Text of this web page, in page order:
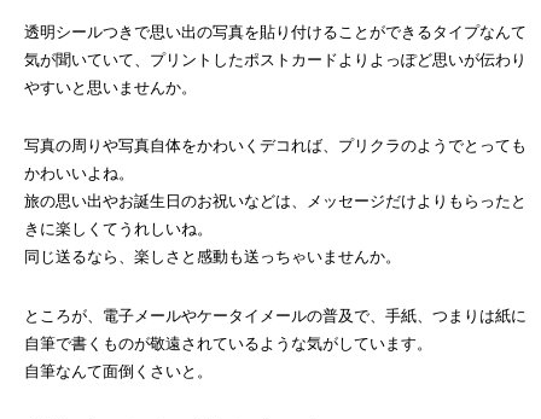
透明シールつきで思い出の写真を貼り付けることができるタイプなんて
気が聞いていて、プリントしたポストカードよりよっぽど思いが伝わり
やすいと思いませんか。
写真の周りや写真自体をかわいくデコれば、プリクラのようでとっても
かわいいよね。
旅の思い出やお誕生日のお祝いなどは、メッセージだけよりもらったと
きに楽しくてうれしいね。
同じ送るなら、楽しさと感動も送っちゃいませんか。
ところが、電子メールやケータイメールの普及で、手紙、つまりは紙に
自筆で書くものが敬遠されているような気がしています。
自筆なんて面倒くさいと。